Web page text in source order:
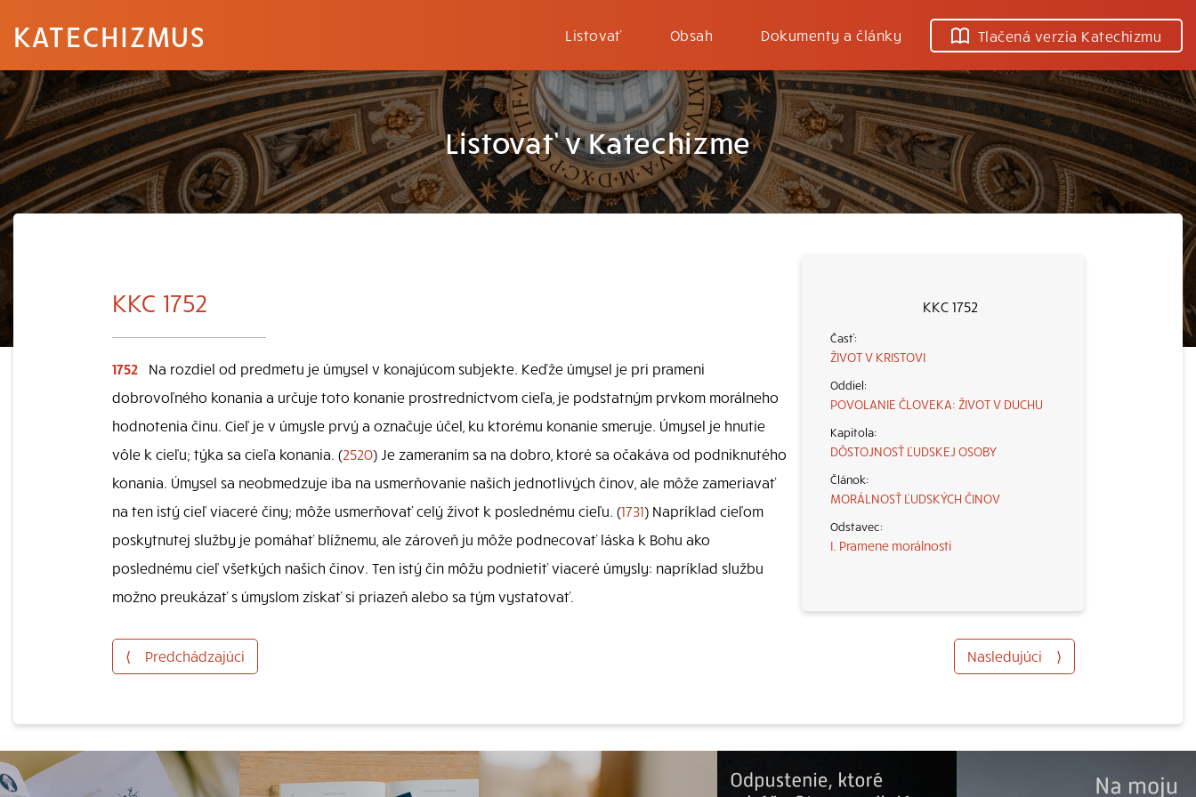
KATECHIZMUS Listovať Obsah Dokumenty a články Tlačená verzia Katechizmu
Listovať v Katechizme
KKC 1752
ŽIVOT V KRISTOVI
POVOLANIE ČLOVEKA: ŽIVOT V DUCHU
DÔSTOJNOSŤ ĽUDSKEJ OSOBY
MORÁLNOSŤ ĽUDSKÝCH ČINOV
I. Pramene morálnosti
KKC 1752
1752
Na rozdiel od predmetu je úmysel v konajúcom subjekte. Keďže úmysel je pri prameni
dobrovoľného konania a určuje toto konanie prostredníctvom cieľa, je podstatným prvkom morálneho
hodnotenia činu. Cieľ je v úmysle prvý a označuje účel, ku ktorému konanie smeruje. Úmysel je hnutie
vôle k cieľu; týka sa cieľa konania. (2520) Je zameraním sa na dobro, ktoré sa očakáva od podniknutého
konania. Úmysel sa neobmedzuje iba na usmerňovanie našich jednotlivých činov, ale môže zameriavať
na ten istý cieľ viaceré činy; môže usmerňovať celý život k poslednému cieľu. (1731) Napríklad cieľom
poskytnutej služby je pomáhať blížnemu, ale zároveň ju môže podnecovať láska k Bohu ako
poslednému cieľ všetkých našich činov. Ten istý čin môžu podnietiť viaceré úmysly: napríklad službu
možno preukázať s úmyslom získať si priazeň alebo sa tým vystatovať.
⟨ Predchádzajúci Nasledujúci ⟩